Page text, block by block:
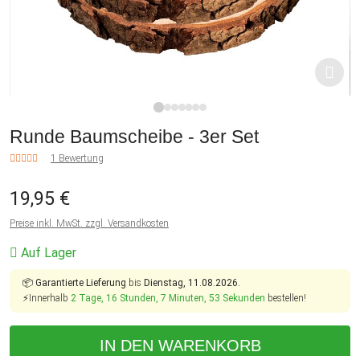
Runde Baumscheibe - 3er Set
1 Bewertung
19,95 €
Preise inkl. MwSt. zzgl. Versandkosten
Auf Lager
📦 Garantierte Lieferung bis Dienstag, 11.08.2026.
⚡Innerhalb 2 Tage, 16 Stunden, 7 Minuten, 53 Sekunden bestellen!
IN DEN WARENKORB